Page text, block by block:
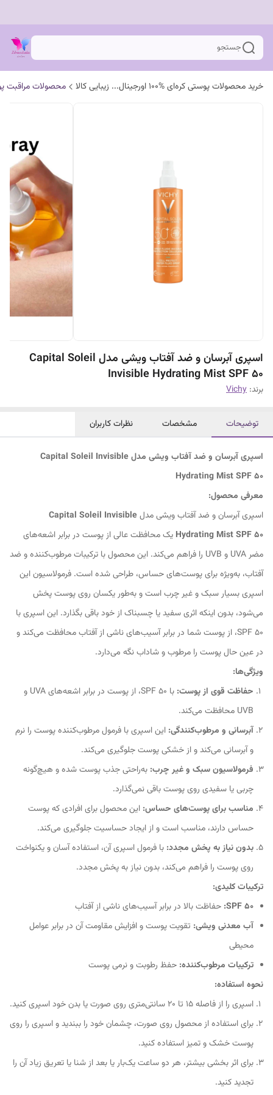
جستجو
خرید محصولات پوستی کره‌ای %100 اورجینال... زیبایی کالا محصولات مراقبت
اسپری آبرسان و ضد آفتاب ویشی مدل Capital Soleil
Invisible Hydrating Mist SPF 50
برند: Vichy
توضیحات مشخصات نظرات کاربران
اسپری آبرسان و ضد آفتاب ویشی مدل Capital Soleil Invisible
Hydrating Mist SPF 50
معرفی محصول:
اسپری آبرسان و ضد آفتاب ویشی مدلCapital Soleil Invisible
Hydrating Mist SPF 50 یک محافظت عالی از پوست در برابر اشعه‌های
مضر UVA و UVB را فراهم می‌کند. این محصول با ترکیبات مرطوب‌کننده و ضد
آفتاب، به‌ویژه برای پوست‌های حساس، طراحی شده است. فرمولاسیون این
اسپری بسیار سبک و غیر چرب است و به‌طور یکسان روی پوست پخش
می‌شود، بدون اینکه اثری سفید یا چسبناک از خود باقی بگذارد. این اسپری با
SPF 50، از پوست شما در برابر آسیب‌های ناشی از آفتاب محافظت می‌کند و
در عین حال پوست را مرطوب و شاداب نگه می‌دارد.
ویژگی‌ها:
حفاظت قوی از پوست:
با SPF 50، از پوست در برابر اشعه‌های UVA و
UVB محافظت می‌کند.
آبرسانی و مرطوب‌کنندگی: این اسپری با فرمول مرطوب‌کننده پوست را نرم
و آبرسانی می‌کند و از خشکی پوست جلوگیری می‌کند.
فرمولاسیون سبک و غیر چرب: به‌راحتی جذب پوست شده و هیچ‌گونه
چربی یا سفیدی روی پوست باقی نمی‌گذارد.
مناسب برای پوست‌های حساس: این محصول برای افرادی که پوست
حساس دارند، مناسب است و از ایجاد حساسیت جلوگیری می‌کند.
بدون نیاز به پخش مجدد: با فرمول اسپری آن، استفاده آسان و یکنواخت
روی پوست را فراهم می‌کند، بدون نیاز به پخش مجدد.
ترکیبات کلیدی:
SPF 50: حفاظت بالا در برابر آسیب‌های ناشی از آفتاب
آب معدنی ویشی: تقویت پوست و افزایش مقاومت آن در برابر عوامل
محیطی
ترکیبات مرطوب‌کننده: حفظ رطوبت و نرمی پوست
نحوه استفاده:
اسپری را از فاصله ۱۵ تا ۲۰ سانتی‌متری روی صورت یا بدن خود اسپری کنید.
برای استفاده از محصول روی صورت، چشمان خود را ببندید و اسپری را روی
پوست خشک و تمیز استفاده کنید.
برای اثر بخشی بیشتر، هر دو ساعت یک‌بار یا بعد از شنا یا تعریق زیاد آن را
تجدید کنید.